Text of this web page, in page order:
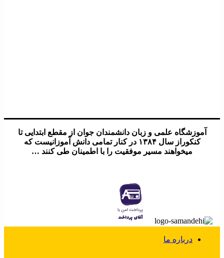
آموزشگاه علمی و زبان دانشمندان جوان از مقطع ابتدایی تا
کنکوراز سال ۱۳۸۴ در کنار تمامی دانش آموزانیست که
میخواهند مسیر موفقیت را با اطمینان طی کنند …
درباره ما